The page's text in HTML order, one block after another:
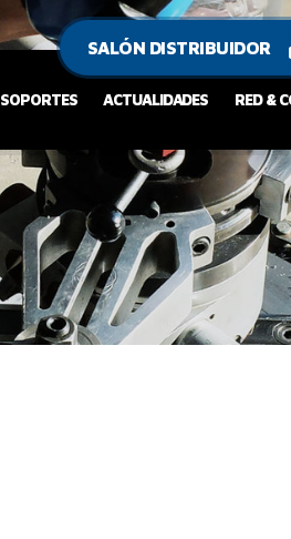
ACTUALIDADES RED &
SALÓN DISTRIBUIDOR